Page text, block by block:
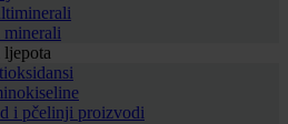
minerali
i pčelinji proizvodi